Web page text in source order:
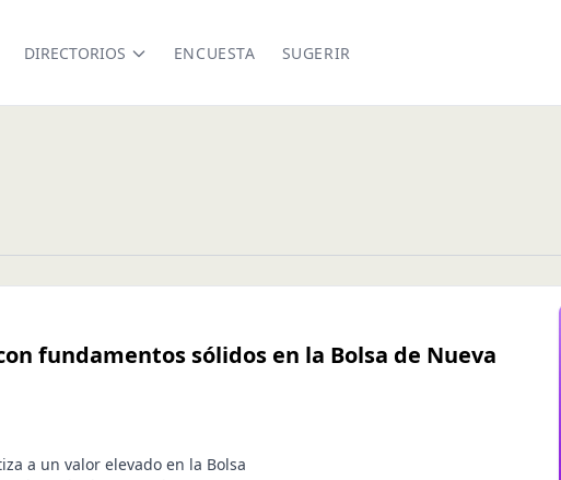
DIRECTORIOS ENCUESTA SUGERIR
fundamentos sólidos en la Bolsa de Nueva
a un valor elevado en la Bolsa